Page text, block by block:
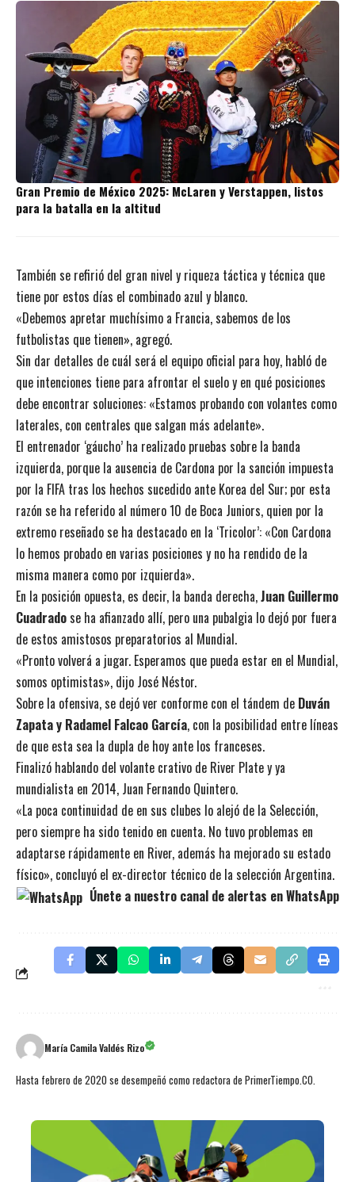
Gran Premio de México 2025: McLaren y Verstappen, listos
para la batalla en la altitud
También se refirió del gran nivel y riqueza táctica y técnica que
tiene por estos días el combinado azul y blanco.
«Debemos apretar muchísimo a Francia, sabemos de los
futbolistas que tienen», agregó.
Sin dar detalles de cuál será el equipo oficial para hoy, habló de
que intenciones tiene para afrontar el suelo y en qué posiciones
debe encontrar soluciones: «Estamos probando con volantes como
laterales, con centrales que salgan más adelante».
El entrenador ‘gáucho’ ha realizado pruebas sobre la banda
izquierda, porque la ausencia de Cardona por la sanción impuesta
por la FIFA tras los hechos sucedido ante Korea del Sur; por esta
razón se ha referido al número 10 de Boca Juniors, quien por la
extremo reseñado se ha destacado en la ‘Tricolor’: «Con Cardona
lo hemos probado en varias posiciones y no ha rendido de la
misma manera como por izquierda».
En la posición opuesta, es decir, la banda derecha,Juan Guillermo
Cuadradose ha afianzado allí, pero una pubalgia lo dejó por fuera
de estos amistosos preparatorios al Mundial.
«Pronto volverá a jugar. Esperamos que pueda estar en el Mundial,
somos optimistas», dijo José Néstor.
Sobre la ofensiva, se dejó ver conforme con el tándem de Duván
Zapata y Radamel Falcao García, con la posibilidad entre líneas
de que esta sea la dupla de hoy ante los franceses.
Finalizó hablando del volante crativo de River Plate y ya
mundialista en 2014, Juan Fernando Quintero.
«La poca continuidad de en sus clubes lo alejó de la Selección,
pero siempre ha sido tenido en cuenta. No tuvo problemas en
adaptarse rápidamente en River, además ha mejorado su estado
físico», concluyó el ex-director técnico de la selección Argentina.
Únete a nuestro canal de alertas en WhatsApp
María Camila Valdés Rizo
Hasta febrero de 2020 se desempeñó como redactora de PrimerTiempo.CO.